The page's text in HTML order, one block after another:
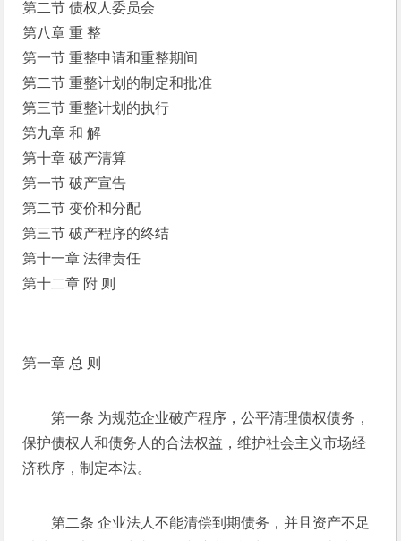
第二节 债权人委员会
第八章 重 整
第一节 重整申请和重整期间
第二节 重整计划的制定和批准
第三节 重整计划的执行
第九章 和 解
第十章 破产清算
第一节 破产宣告
第二节 变价和分配
第三节 破产程序的终结
第十一章 法律责任
第十二章 附 则
第一章 总 则
第一条 为规范企业破产程序，公平清理债权债务，
保护债权人和债务人的合法权益，维护社会主义市场经
济秩序，制定本法。
第二条 企业法人不能清偿到期债务，并且资产不足